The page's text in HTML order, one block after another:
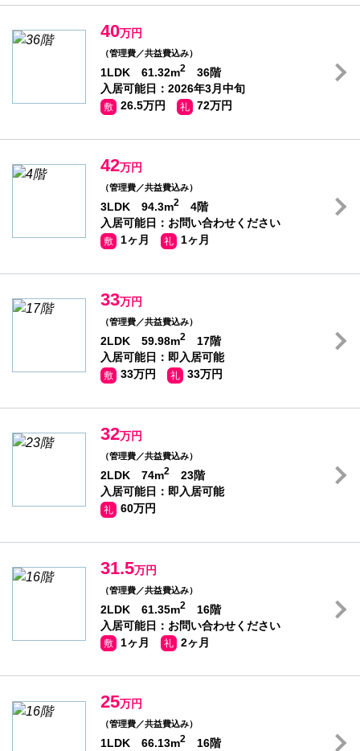
40万円
（管理費／共益費込み）
1LDK 61.32m2
36階
入居可能日：2026年3月中旬
敷 26.5万円 礼 72万円
42万円
（管理費／共益費込み）
3LDK 94.3m2
4階
入居可能日：お問い合わせください
敷 1ヶ月 礼 1ヶ月
33万円
（管理費／共益費込み）
2LDK 59.98m2
17階
入居可能日：即入居可能
敷 33万円 礼 33万円
32万円
（管理費／共益費込み）
2LDK 74m2
23階
入居可能日：即入居可能
礼 60万円
31.5万円
（管理費／共益費込み）
2LDK 61.35m2
16階
入居可能日：お問い合わせください
敷 1ヶ月 礼 2ヶ月
25万円
（管理費／共益費込み）
1LDK 66.13m2
16階